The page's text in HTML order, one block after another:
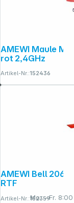
Mo. – Fr.
AMEWI Maule M7 brushless
rot 2,4GHz
Artikel-Nr.:152436
AMEWI Bell 206 Jet Ranger CP-
RTF
Artikel-Nr.:152359